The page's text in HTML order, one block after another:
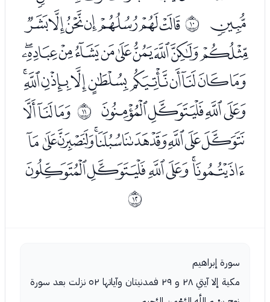
ﯳ ﰉﭑﭒﭓﭔﭕﭖﭗ
ﭘﭙﭚﭛﭜﭝﭞﭟﭠﭡ
ﭢﭣﭤﭥﭦﭧﭨﭩﭪﭫ
ﭬﭭﭮﭯ ﰊ ﭱﭲﭳ
ﭴﭵﭶﭷﭸﭹﭺﭻﭼﭽ
ﭾﭿﮀﮁﮂﮃ
ﰋ
سورة إبراهيم
مكية إلا آيتي ٢٨ و ٢٩ فمدنيتان وآياتها ٥٢ نزلت بعد سورة